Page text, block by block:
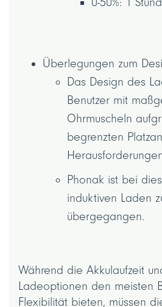
Überlegungen zum
Das Design des
Benutzer mit
Ohrmuscheln
begrenzten
Phonak ist bei
induktiven Laden
übergegangen.
Während die Akkulaufzeit
Ladeoptionen den meisten
Flexibilität bieten, müssen